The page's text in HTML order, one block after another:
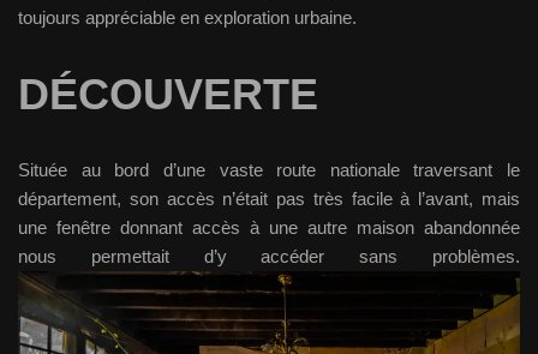
toujours appréciable en exploration urbaine.
DÉCOUVERTE
Située au bord d’une vaste route nationale traversant le
département, son accès n’était pas très facile à l’avant, mais
une fenêtre donnant accès à une autre maison abandonnée
nous permettait d’y accéder sans problèmes.